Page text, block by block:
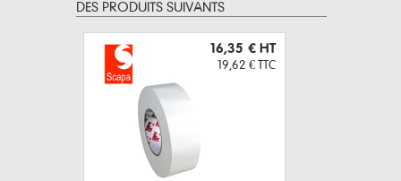
DES PRODUITS SUIVANTS
16,35 € HT
19,62 € TTC